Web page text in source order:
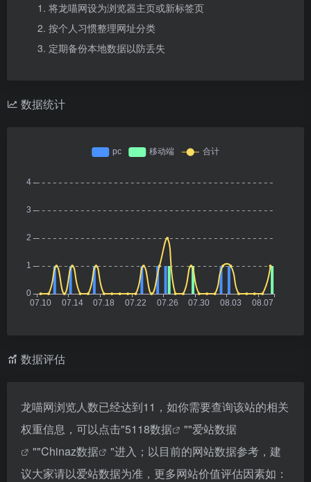
将龙喵网设为浏览器主页或新标签页
按个人习惯整理网址分类
定期备份本地数据以防丢失
数据统计
数据评估
龙喵网浏览人数已经达到11，如你需要查询该站的相关
权重信息，可以点击"5118数据 ""爱站数据
""Chinaz数据
"进入；以目前的网站数据参考，建
议大家请以爱站数据为准，更多网站价值评估因素如：